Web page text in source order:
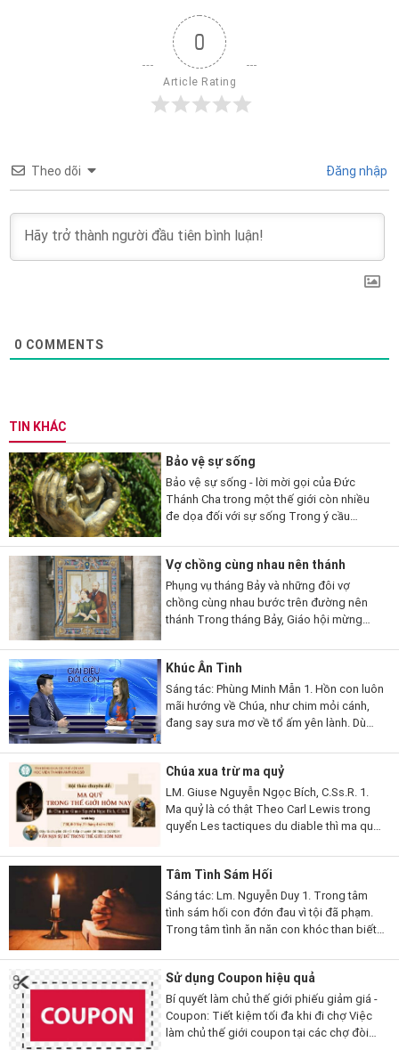
0
Article Rating
Theo dõi Đăng nhập
0 COMMENTS
TIN KHÁC
Bảo vệ sự sống
Bảo vệ sự sống - lời mời gọi của Đức
Thánh Cha trong một thế giới còn nhiều
đe dọa đối với sự sống Trong ý cầu
XIV mời gọi các tín hữu...
Vợ chồng cùng nhau nên thánh
Phụng vụ tháng Bảy và những đôi vợ
chồng cùng nhau bước trên đường nên
thánh Trong tháng Bảy, Giáo hội mừng
thiện thuộc nhiều thời đại và hoàn cảnh
khác...
Khúc Ân Tình
Sáng tác: Phùng Minh Mẫn 1. Hồn con luôn
mãi hướng về Chúa, như chim mỏi cánh,
đang say sưa mơ về tổ ấm yên lành. Dù
cậy Chúa, nguồn trợ...
Chúa xua trừ ma quỷ
LM. Giuse Nguyễn Ngọc Bích, C.Ss.R. 1.
Ma quỷ là có thật Theo Carl Lewis trong
quyển Les tactiques du diable thì ma quỷ
không tin có nó để nó được tự...
Tâm Tình Sám Hối
Sáng tác: Lm. Nguyễn Duy 1. Trong tâm
tình sám hối con đớn đau vì tội đã phạm.
Trong tâm tình ăn năn con khóc than biết
Chúa ơi con đã...
Sử dụng Coupon hiệu quả
Bí quyết làm chủ thế giới phiếu giảm giá -
Coupon: Tiết kiệm tối đa khi đi chợ Việc
làm chủ thế giới coupon tại các chợ đòi